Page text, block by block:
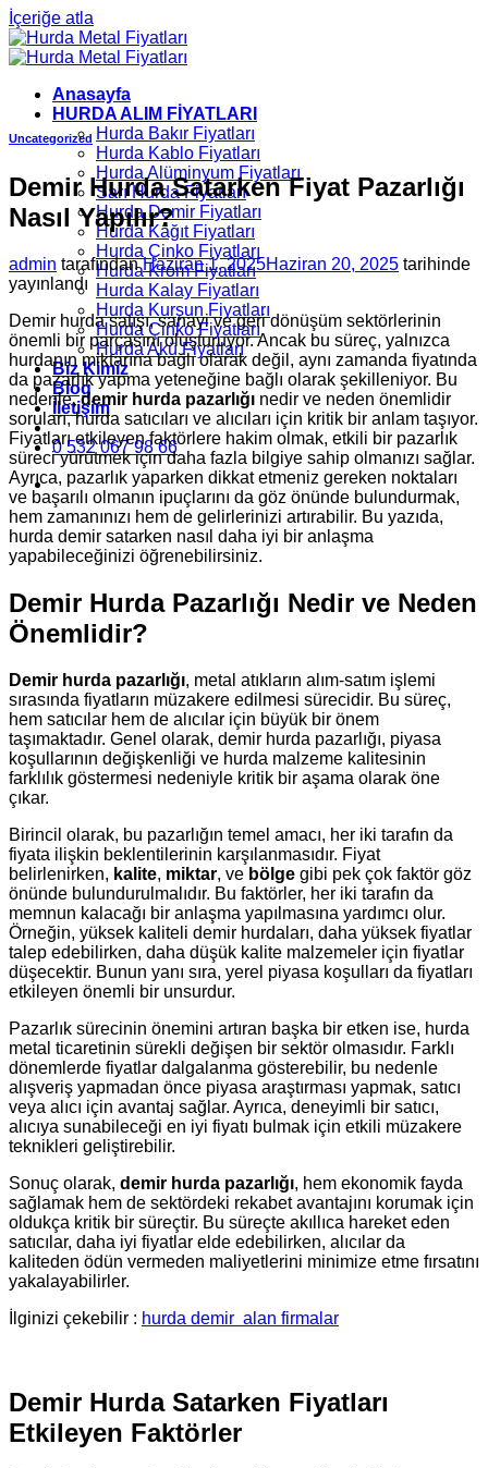
İçeriğe atla
Anasayfa
HURDA ALIM FİYATLARI
Hurda Bakır Fiyatları
Hurda Kablo Fiyatları
Hurda Alüminyum Fiyatları
Sarı Hurda Fiyatları
Hurda Demir Fiyatları
Hurda Kâğıt Fiyatları
Hurda Çinko Fiyatları
Hurda Krom Fiyatları
Hurda Kalay Fiyatları
Hurda Kurşun Fiyatları
Hurda Çinko Fiyatları
Hurda Akü Fiyatları
Biz Kimiz
Blog
İletişim
0 532 067 98 66
Uncategorized
Demir Hurda Satarken Fiyat Pazarlığı
Nasıl Yapılır?
admin tarafından Haziran 1, 2025Haziran 20, 2025 tarihinde
yayınlandı
Demir hurda satışı, sanayi ve geri dönüşüm sektörlerinin
önemli bir parçasını oluşturuyor. Ancak bu süreç, yalnızca
hurdanın miktarına bağlı olarak değil, aynı zamanda fiyatında
da pazarlık yapma yeteneğine bağlı olarak şekilleniyor. Bu
nedenle,demir hurda pazarlığı nedir ve neden önemlidir
soruları, hurda satıcıları ve alıcıları için kritik bir anlam taşıyor.
Fiyatları etkileyen faktörlere hakim olmak, etkili bir pazarlık
süreci yürütmek için daha fazla bilgiye sahip olmanızı sağlar.
Ayrıca, pazarlık yaparken dikkat etmeniz gereken noktaları
ve başarılı olmanın ipuçlarını da göz önünde bulundurmak,
hem zamanınızı hem de gelirlerinizi artırabilir. Bu yazıda,
hurda demir satarken nasıl daha iyi bir anlaşma
yapabileceğinizi öğrenebilirsiniz.
Demir Hurda Pazarlığı Nedir ve Neden
Önemlidir?
Demir hurda pazarlığı, metal atıkların alım-satım işlemi
sırasında fiyatların müzakere edilmesi sürecidir. Bu süreç,
hem satıcılar hem de alıcılar için büyük bir önem
taşımaktadır. Genel olarak, demir hurda pazarlığı, piyasa
koşullarının değişkenliği ve hurda malzeme kalitesinin
farklılık göstermesi nedeniyle kritik bir aşama olarak öne
çıkar.
Birincil olarak, bu pazarlığın temel amacı, her iki tarafın da
fiyata ilişkin beklentilerinin karşılanmasıdır. Fiyat
belirlenirken, kalite, miktar, ve bölge gibi pek çok faktör göz
önünde bulundurulmalıdır. Bu faktörler, her iki tarafın da
memnun kalacağı bir anlaşma yapılmasına yardımcı olur.
Örneğin, yüksek kaliteli demir hurdaları, daha yüksek fiyatlar
talep edebilirken, daha düşük kalite malzemeler için fiyatlar
düşecektir. Bunun yanı sıra, yerel piyasa koşulları da fiyatları
etkileyen önemli bir unsurdur.
Pazarlık sürecinin önemini artıran başka bir etken ise, hurda
metal ticaretinin sürekli değişen bir sektör olmasıdır. Farklı
dönemlerde fiyatlar dalgalanma gösterebilir, bu nedenle
alışveriş yapmadan önce piyasa araştırması yapmak, satıcı
veya alıcı için avantaj sağlar. Ayrıca, deneyimli bir satıcı,
alıcıya sunabileceği en iyi fiyatı bulmak için etkili müzakere
teknikleri geliştirebilir.
Sonuç olarak, demir hurda pazarlığı, hem ekonomik fayda
sağlamak hem de sektördeki rekabet avantajını korumak için
oldukça kritik bir süreçtir. Bu süreçte akıllıca hareket eden
satıcılar, daha iyi fiyatlar elde edebilirken, alıcılar da
kaliteden ödün vermeden maliyetlerini minimize etme fırsatını
yakalayabilirler.
İlginizi çekebilir : hurda demir alan firmalar
Demir Hurda Satarken Fiyatları
Etkileyen Faktörler